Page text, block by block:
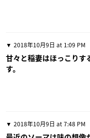
2018年10月9日 at 1:09 PM
甘々と稲妻はほっこりす
す。
2018年10月9日 at 7:48 PM